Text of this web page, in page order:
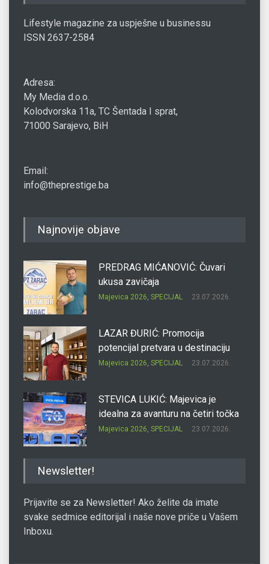
Lifestyle magazine za uspješne u businessu
ISSN 2637-2584
Adresa:
My Media d.o.o.
Kolodvorska 11a, TC Šentada I sprat,
71000 Sarajevo, BiH
Email:
info@theprestige.ba
Najnovije objave
PREDRAG MIĆANOVIĆ: Čuvari
ukusa zavičaja
Majevica 2026, SPECIJAL 23.07.2026.
LAZAR ĐURIĆ: Promocija
potencijal pretvara u destinaciju
Majevica 2026, SPECIJAL 23.07.2026.
STEVICA LUKIĆ: Majevica je
idealna za avanturu na četiri točka
Majevica 2026, SPECIJAL 23.07.2026.
Newsletter!
Prijavite se za Newsletter! Ako želite da imate
svake sedmice editorijal i naše nove priče u Vašem
Inboxu.